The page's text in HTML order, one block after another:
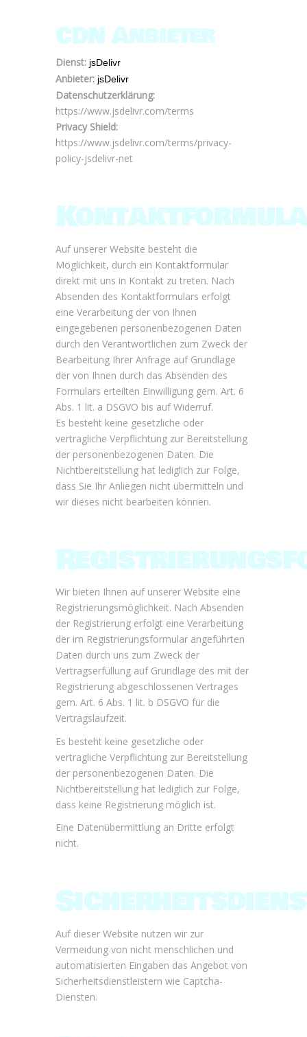
CDN Anbieter
Dienst: jsDelivr
Anbieter: jsDelivr
Datenschutzerklärung:
https://www.jsdelivr.com/terms
Privacy Shield:
https://www.jsdelivr.com/terms/privacy-
policy-jsdelivr-net
Auf unserer Website besteht die
Möglichkeit, durch ein Kontaktformular
direkt mit uns in Kontakt zu treten. Nach
Absenden des Kontaktformulars erfolgt
eine Verarbeitung der von Ihnen
eingegebenen personenbezogenen Daten
durch den Verantwortlichen zum Zweck der
Bearbeitung Ihrer Anfrage auf Grundlage
der von Ihnen durch das Absenden des
Formulars erteilten Einwilligung gem. Art. 6
Abs. 1 lit. a DSGVO bis auf Widerruf.
Es besteht keine gesetzliche oder
vertragliche Verpflichtung zur Bereitstellung
der personenbezogenen Daten. Die
Nichtbereitstellung hat lediglich zur Folge,
dass Sie Ihr Anliegen nicht übermitteln und
wir dieses nicht bearbeiten können.
Wir bieten Ihnen auf unserer Website eine
Registrierungsmöglichkeit. Nach Absenden
der Registrierung erfolgt eine Verarbeitung
der im Registrierungsformular angeführten
Daten durch uns zum Zweck der
Vertragserfüllung auf Grundlage des mit der
Registrierung abgeschlossenen Vertrages
gem. Art. 6 Abs. 1 lit. b DSGVO für die
Vertragslaufzeit.
Es besteht keine gesetzliche oder
vertragliche Verpflichtung zur Bereitstellung
der personenbezogenen Daten. Die
Nichtbereitstellung hat lediglich zur Folge,
dass keine Registrierung möglich ist.
Eine Datenübermittlung an Dritte erfolgt
nicht.
Auf dieser Website nutzen wir zur
Vermeidung von nicht menschlichen und
automatisierten Eingaben das Angebot von
Sicherheitsdienstleistern wie Captcha-
Diensten.